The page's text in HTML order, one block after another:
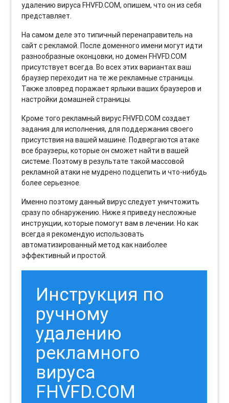
удалению вируса FHVFD.COM, опишем, что он из себя
представляет.
На самом деле это типичный перенаправитель на
сайт с рекламой. После доменного имени могут идти
разнообразные оконцовки, но домен FHVFD.COM
присутствует всегда. Во всех этих вариантах ваш
браузер переходит на те же рекламные страницы.
Также зловред поражает ярлыки ваших браузеров и
настройки домашней страницы.
Кроме того рекламный вирус FHVFD.COM создает
задания для исполнения, для поддержания своего
присутствия на вашей машине. Подвергаются атаке
все браузеры, которые он сможет найти в вашей
системе. Поэтому в результате такой массовой
рекламной атаки не мудрено подцепить и что-нибудь
более серьезное.
Именно поэтому данный вирус следует уничтожить
сразу по обнаружению. Ниже я приведу несложные
инструкции, которые помогут вам в лечении. Но как
всегда я рекомендую использовать
автоматизированный метод как наиболее
эффективный и простой.
Инструкция по
ручному
удалению
рекламного
вируса
FHVFD.COM